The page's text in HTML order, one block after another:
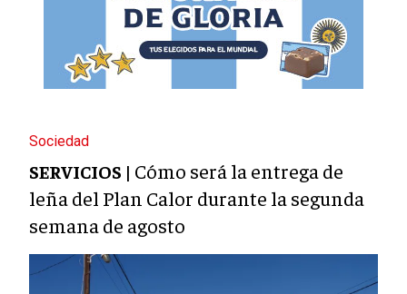
Sociedad
SERVICIOS | Cómo será la entrega de
leña del Plan Calor durante la segunda
semana de agosto